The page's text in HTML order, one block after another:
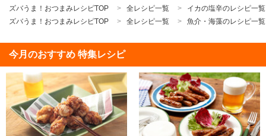
ズバうま！おつまみレシピTOP 全レシピ一覧
イカの塩辛のレシピ一覧
ズバうま！おつまみレシピTOP
全レシピ一覧 魚介・海藻のレシピ一覧
今月のおすすめ 特集レシピ